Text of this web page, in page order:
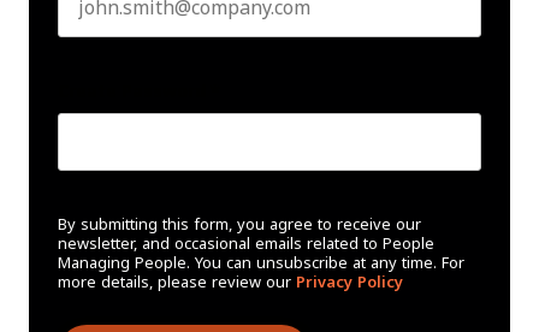
By submitting this form, you agree to receive our
newsletter, and occasional emails related to People
Managing People. You can unsubscribe at any time. For
more details, please review our Privacy Policy